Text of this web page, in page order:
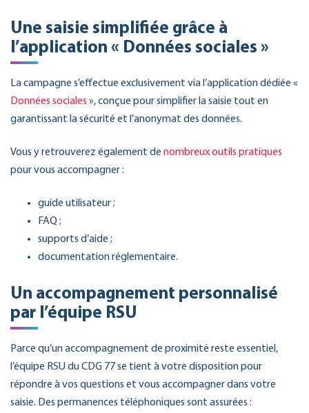
Une saisie simplifiée grâce à
l’application « Données sociales »
La campagne s’effectue exclusivement via l’application dédiée «
Données sociales », conçue pour simplifier la saisie tout en
garantissant la sécurité et l’anonymat des données.
Vous y retrouverez également de nombreux outils pratiques
pour vous accompagner :
guide utilisateur ;
FAQ ;
supports d’aide ;
documentation réglementaire.
Un accompagnement personnalisé
par l’équipe RSU
Parce qu’un accompagnement de proximité reste essentiel,
l’équipe RSU du CDG 77 se tient à votre disposition pour
répondre à vos questions et vous accompagner dans votre
saisie. Des permanences téléphoniques sont assurées :